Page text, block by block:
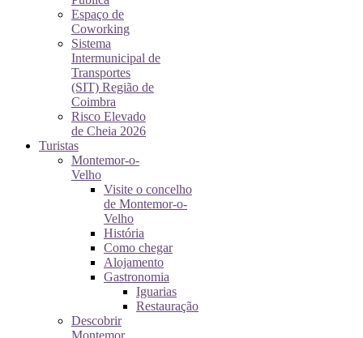
Espaço de
Coworking
Sistema
Intermunicipal de
Transportes
(SIT) Região de
Coimbra
Risco Elevado
de Cheia 2026
Turistas
Montemor-o-
Velho
Visite o concelho
de Montemor-o-
Velho
História
Como chegar
Alojamento
Gastronomia
Iguarias
Restauração
Descobrir
Montemor